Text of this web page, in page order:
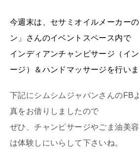
今週末は、セサミオイルメーカー
ン」さんのイベントスペース内で
インディアンチャンピサージ（イ
ージ）＆ハンドマッサージを行いま
下記にシムシムジャパンさんのFB
真をお借りしましたので
ぜひ、チャンピサージやごま油美
は体験しにいらして下さいね。